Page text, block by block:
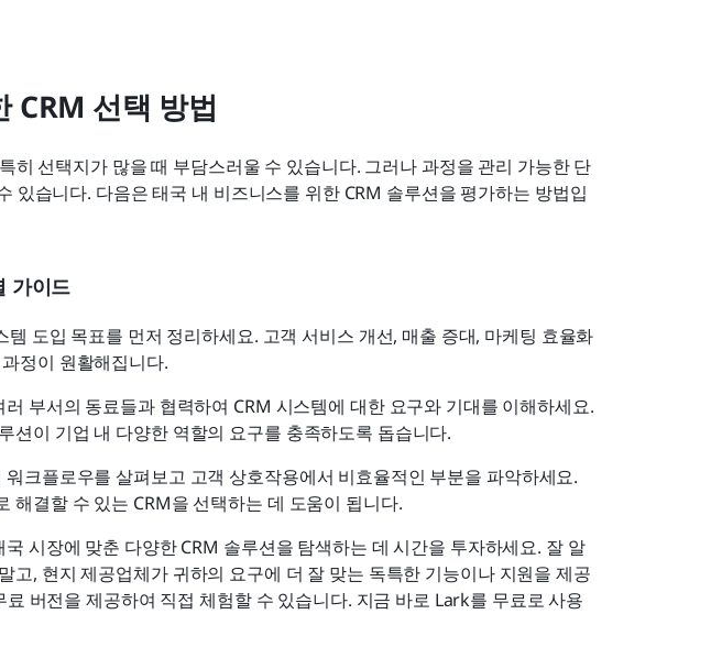
CRM 선택 방법
히 선택지가 많을 때 부담스러울 수 있습니다. 그러나 과정을 관리 가능한 단
있습니다. 다음은 태국 내 비즈니스를 위한 CRM 솔루션을 평가하는 방법입
가이드
템 도입 목표를 먼저 정리하세요. 고객 서비스 개선, 매출 증대, 마케팅 효율화
정이 원활해집니다.
러 부서의 동료들과 협력하여 CRM 시스템에 대한 요구와 기대를 이해하세요.
션이 기업 내 다양한 역할의 요구를 충족하도록 돕습니다.
크플로우를 살펴보고 고객 상호작용에서 비효율적인 부분을 파악하세요.
해결할 수 있는 CRM을 선택하는 데 도움이 됩니다.
국 시장에 맞춘 다양한 CRM 솔루션을 탐색하는 데 시간을 투자하세요. 잘 알
고, 현지 제공업체가 귀하의 요구에 더 잘 맞는 독특한 기능이나 지원을 제공
료 버전을 제공하여 직접 체험할 수 있습니다. 지금 바로 Lark를 무료로 사용